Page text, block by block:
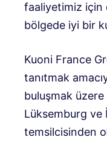
faaliyetimiz için
bölgede iyi bir
Kuoni France
tanıtmak
buluşmak
Lüksemburg ve
temsilcisinden